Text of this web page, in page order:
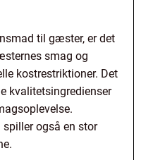
til gæster, er det
smag og
kostrestriktioner. Det
kvalitetsingredienser
også en stor